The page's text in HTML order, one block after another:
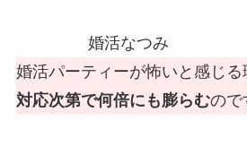
婚活なつみ
婚活パーティーが怖いと感じる
対応次第で何倍にも膨らむので